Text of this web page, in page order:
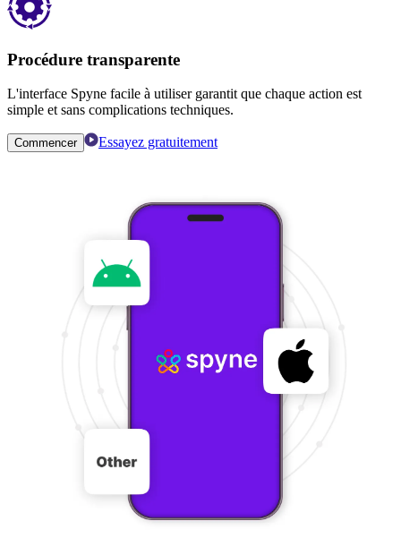
Procédure transparente
L'interface Spyne facile à utiliser garantit que chaque action est
simple et sans complications techniques.
Commencer Essayez gratuitement